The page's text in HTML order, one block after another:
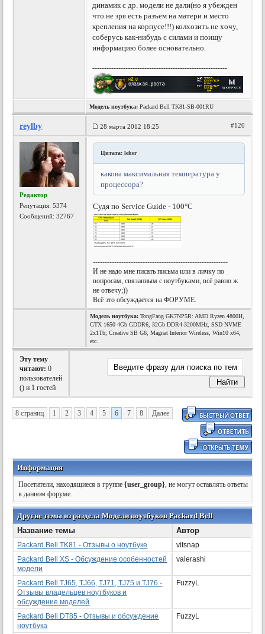
динамик с др. модели не дали(но я убежден
что не зря есть разъем на матери и место
крепления на корпусе!!!) колхозить не хочу,
соберусь как-нибудь с силами и поищу
информацию более основательно.
---------------------------------------------------------
Модель ноутбука: Packard Bell TK81-SB-001RU
reylby 28 марта 2012 18:25 #120
Редактор
Репутация:5374
Сообщений: 32767
Цитата: leher
какова максимальная температура у
процессора?
Судя по Service Guide - 100°C
---------------------------------------------------------
И не надо мне писать письма или в личку по
вопросам, связанным с ноутбуками, всё равно ж
не отвечу;))
Всё это обсуждается на ФОРУМЕ.
Модель ноутбука: TongFang GK7NP5R: AMD Ryzen 4800H,
GTX 1650 4Gb GDDR6, 32Gb DDR4-3200MHz, SSD NVME
2x1Tb; Creative SB G6, Magnat Interior Wireless, Win10 x64,
etc.
Эту тему
читают: 0
пользователей
() и 1 гостей
8 страниц 1 2 3 4 5 6 7 8 Далее
Информация
Посетители, находящиеся в группе{user_group}, не могут оставлять ответы
в данном форуме.
Другие темы из раздела Модели ноутбуков Packard Bell
Название темы
Автор
Packard Bell TK81 - Отзывы о ноутбуке
vitsnap
Packard Bell XS - Обсуждение особенностей
модели
valerashi
Packard Bell TJ65, TJ66, TJ71, TJ75 и TJ76 -
Отзывы владельцев ноутбуков и
обсуждение моделей
FuzzyL
Packard Bell DT85 - Отзывы и обсуждение
ноутбука
FuzzyL